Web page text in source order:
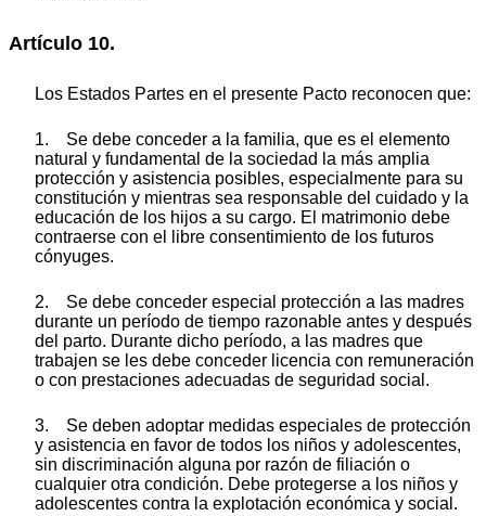
Artículo 10.
Los Estados Partes en el presente Pacto reconocen que:
1. Se debe conceder a la familia, que es el elemento
natural y fundamental de la sociedad la más amplia
protección y asistencia posibles, especialmente para su
constitución y mientras sea responsable del cuidado y la
educación de los hijos a su cargo. El matrimonio debe
contraerse con el libre consentimiento de los futuros
cónyuges.
2. Se debe conceder especial protección a las madres
durante un período de tiempo razonable antes y después
del parto. Durante dicho período, a las madres que
trabajen se les debe conceder licencia con remuneración
o con prestaciones adecuadas de seguridad social.
3. Se deben adoptar medidas especiales de protección
y asistencia en favor de todos los niños y adolescentes,
sin discriminación alguna por razón de filiación o
cualquier otra condición. Debe protegerse a los niños y
adolescentes contra la explotación económica y social.